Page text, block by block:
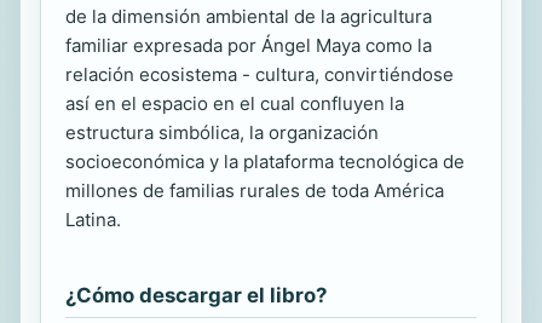
de la dimensión ambiental de la agricultura
familiar expresada por Ángel Maya como la
relación ecosistema - cultura, convirtiéndose
así en el espacio en el cual confluyen la
estructura simbólica, la organización
socioeconómica y la plataforma tecnológica de
millones de familias rurales de toda América
Latina.
¿Cómo descargar el libro?